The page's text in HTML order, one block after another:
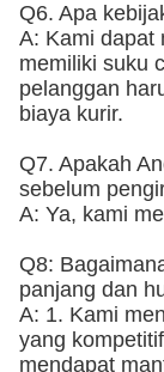
Q6. Apa
A: Kami dapat
memiliki suku
pelanggan
biaya kurir.
Q7. Apakah
sebelum
A: Ya, kami
Q8:
panjang dan
A: 1. Kami
yang
mendapat